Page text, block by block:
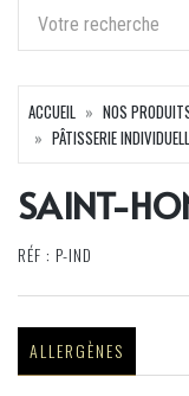
ACCUEIL NOS
PÂTISSERIE
SAINT-
RÉF : P-IND
ALLERGÈNES